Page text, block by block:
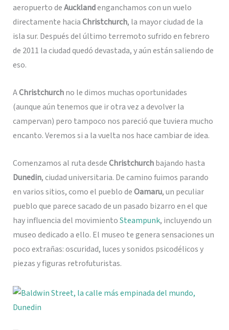
aeropuerto deAucklandenganchamos con un vuelo
directamente haciaChristchurch, la mayor ciudad de la
isla sur. Después del último terremoto sufrido en febrero
de 2011 la ciudad quedó devastada, y aún están saliendo de
eso.
AChristchurchno le dimos muchas oportunidades
(aunque aún tenemos que ir otra vez a devolver la
campervan) pero tampoco nos pareció que tuviera mucho
encanto. Veremos si a la vuelta nos hace cambiar de idea.
Comenzamos al ruta desdeChristchurchbajando hasta
Dunedin, ciudad universitaria. De camino fuimos parando
en varios sitios, como el pueblo deOamaru, un peculiar
pueblo que parece sacado de un pasado bizarro en el que
hay influencia del movimientoSteampunk, incluyendo un
museo dedicado a ello. El museo te genera sensaciones un
poco extrañas: oscuridad, luces y sonidos psicodélicos y
piezas y figuras retrofuturistas.